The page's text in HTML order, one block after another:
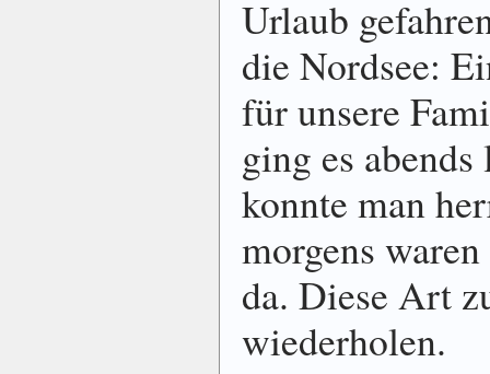
Urlaub
die Nordsee:
für unsere
ging es
konnte man
morgens
da. Diese Art
wiederholen.